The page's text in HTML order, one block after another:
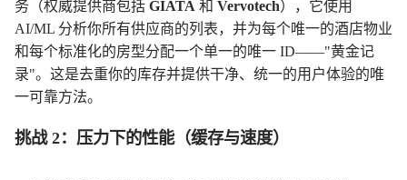
务（权威提供商包括 GIATA 和 Vervotech），它使用
AI/ML 分析你所有供应商的列表，并为每个唯一的酒店物业
和每个标准化的房型分配一个单一的唯一 ID——"黄金记
录"。这是去重你的库存并提供干净、统一的用户体验的唯
一可靠方法。
挑战 2：压力下的性能（缓存与速度）